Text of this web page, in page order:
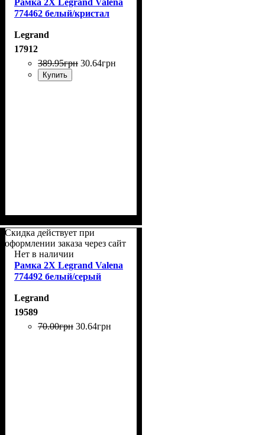
774462 белый/кристал
Legrand
17912
389.95грн 30.64грн
Купить
Скидка действует при
оформлении заказа через сайт
Нет в наличии
Рамка 2Х Legrand Valena
774492 белый/серый
Legrand
19589
70.00грн 30.64грн